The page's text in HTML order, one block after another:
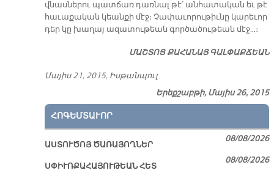
վնաս­նե­րու պատ­ճառ դառ­նալ թէ՛ ան­հա­տա­կան եւ թէ
հա­ւա­քա­կան կեան­քի մէջ։ Չա­փա­ւո­րու­թիւ­նը կա­րե­ւոր
դեր կը խա­ղայ ա­զա­տու­թեան գոր­ծա­ծու­թեան մէջ…։
ՄԱՇ­ՏՈՑ ՔԱ­ՀԱ­ՆԱՅ ԳԱԼ­ՓԱՔ­ՃԵԱՆ
Մա­յիս 21, 2015, Իս­թան­պուլ
Երեքշաբթի, Մայիս 26, 2015
ՀՈԳԵՄՏԱՒՈՐ
ԱՍՏՈՒԾՈՅ ԾԱՌԱՅՈՂՆԵՐ
08/08/2026
ՍՓԻՒՌՔԱՀԱՅՈՒԹԵԱՆ ՀԵՏ
08/08/2026